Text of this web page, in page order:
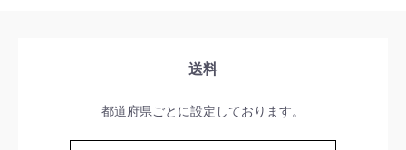
送料
都道府県ごとに設定しております。